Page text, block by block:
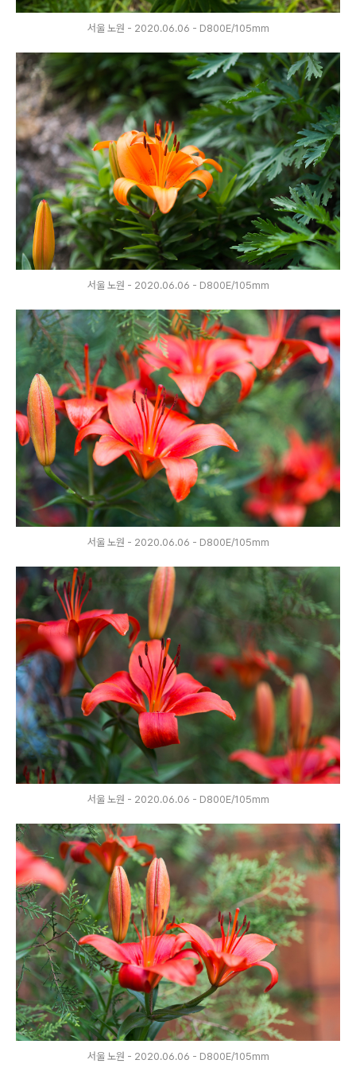
서울 노원 - 2020.06.06 - D800E/105mm
서울 노원 - 2020.06.06 - D800E/105mm
서울 노원 - 2020.06.06 - D800E/105mm
서울 노원 - 2020.06.06 - D800E/105mm
서울 노원 - 2020.06.06 - D800E/105mm